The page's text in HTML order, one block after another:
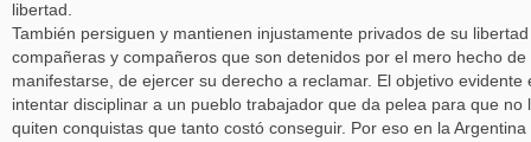
libertad.
También persiguen y mantienen injustamente privados de su
compañeras y compañeros que son detenidos por el mero hecho de
manifestarse, de ejercer su derecho a reclamar. El objetivo evidente
intentar disciplinar a un pueblo trabajador que da pelea para que no
quiten conquistas que tanto costó conseguir. Por eso en la Argentina